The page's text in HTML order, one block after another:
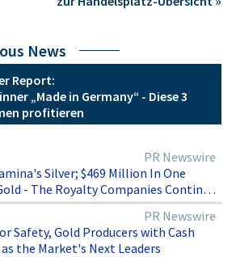
News
Report:
„Made in Germany“ - Diese 3
profitieren
PR Newswire
Silver; $469 Million In One
- The Royalty Companies Continue
PR Newswire
Safety, Gold Producers with Cash
the Market's Next Leaders